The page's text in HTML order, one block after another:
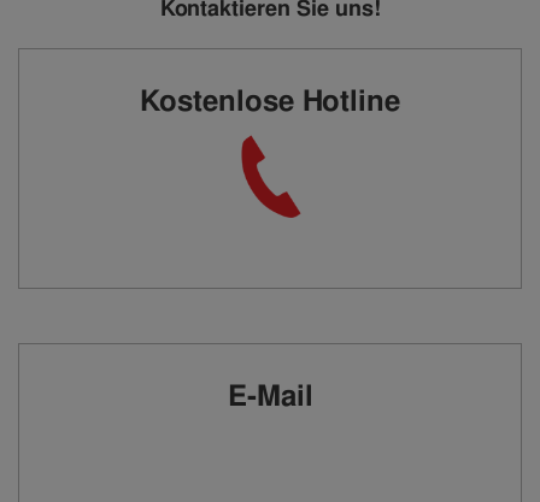
Kontaktieren Sie uns!
Kostenlose Hotline
E-Mail